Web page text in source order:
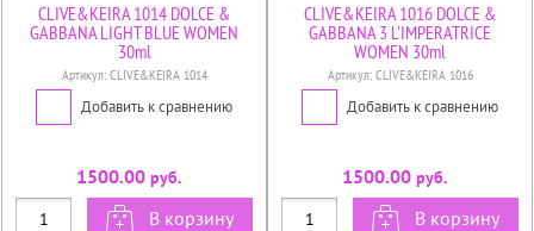
CLIVE&KEIRA 1014 DOLCE &
GABBANA LIGHT BLUE WOMEN
30ml
Артикул:CLIVE&KEIRA 1014
Добавить к сравнению
1500.00руб.
В корзину
CLIVE&KEIRA 1016 DOLCE &
GABBANA 3 L'IMPERATRICE
WOMEN 30ml
Артикул:CLIVE&KEIRA 1016
Добавить к сравнению
1500.00руб.
В корзину